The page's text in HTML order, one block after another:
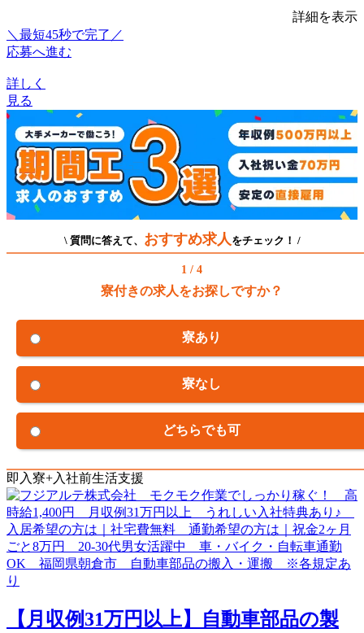
詳細を表示
＼最短45秒で完了／
応募へ進む
詳しく
見る
\ 質問に答えて、 おすすめ求人 をチェック！ /
1 / 4
寮付きの求人をお探しですか？
寮あり
寮なし
どちらでも可
即入寮+入社前生活支援
【月収例31万円以上】自動車部品の製